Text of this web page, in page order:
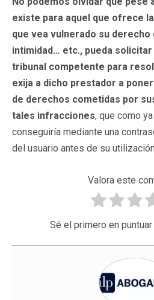
existe para aquel que ofrece
que vea vulnerado su derecho
intimidad… etc., pueda solicitar
tribunal competente para
exija a dicho prestador a
de derechos cometidas por
tales infracciones, que como
conseguiría mediante una
del usuario antes de su
Valora este
Sé el primero en